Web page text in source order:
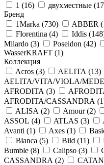
1 (16) двухместные (17
Бренд
1Marka (730) ABBER (
Florentina (4) Iddis (148
Milardo (3) Poseidon (42)
WasserKRAFT (1)
Коллекция
Acros (3) AELITA (13)
AELITA/VITA/VIOLA/
AFRODITA (3)
AFRODITA/CASSANDRA (1
ALISA (2) Amour (2)
ASSOL (4) ATLAS (3)
Avanti (1) Axes (1)
Bianca (5) Bild (11)
Bumble (8) Calipso (3)
CASSANDRA (2)